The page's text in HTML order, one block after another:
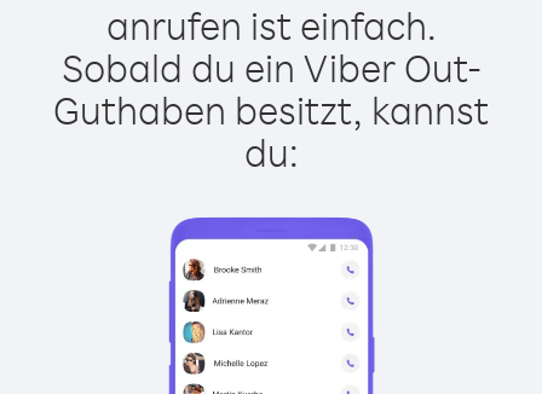
anrufen ist einfach.
Sobald du ein Viber Out-
Guthaben besitzt, kannst
du: